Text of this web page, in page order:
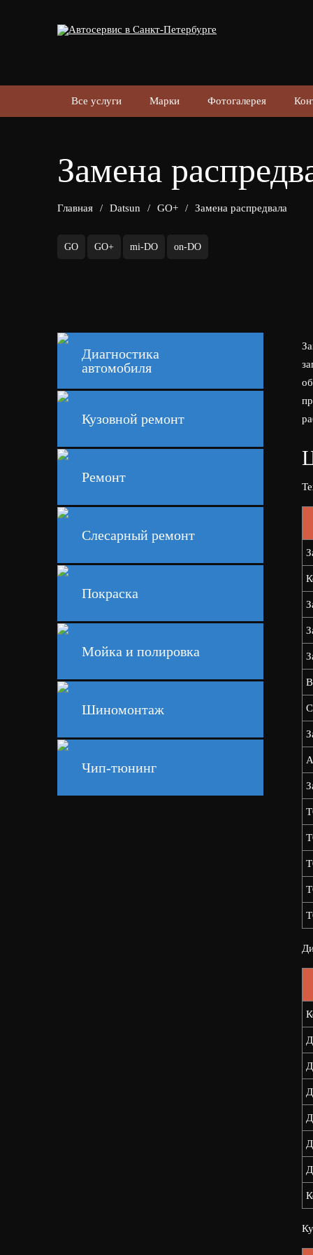
Все услуги Марки Фотогалерея
Замена
Главная / Datsun / GO+ / Замена распредвала
GO GO+ mi-DO on-DO
Диагностика
автомобиля
Кузовной ремонт
Ремонт
Слесарный ремонт
Покраска
Мойка и полировка
Шиномонтаж
Чип-тюнинг